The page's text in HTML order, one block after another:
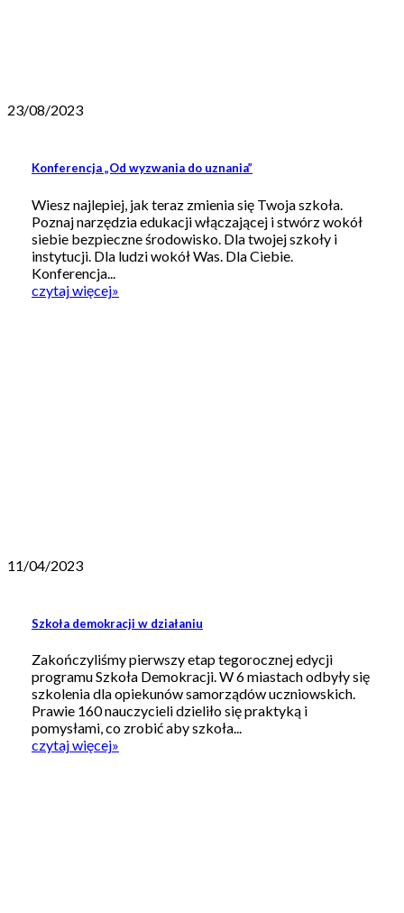
23/08/2023
Konferencja „Od wyzwania do uznania”
Wiesz najlepiej, jak teraz zmienia się Twoja szkoła.
Poznaj narzędzia edukacji włączającej i stwórz wokół
siebie bezpieczne środowisko. Dla twojej szkoły i
instytucji. Dla ludzi wokół Was. Dla Ciebie.
Konferencja...
czytaj więcej»
11/04/2023
Szkoła demokracji w działaniu
Zakończyliśmy pierwszy etap tegorocznej edycji
programu Szkoła Demokracji. W 6 miastach odbyły się
szkolenia dla opiekunów samorządów uczniowskich.
Prawie 160 nauczycieli dzieliło się praktyką i
pomysłami, co zrobić aby szkoła...
czytaj więcej»